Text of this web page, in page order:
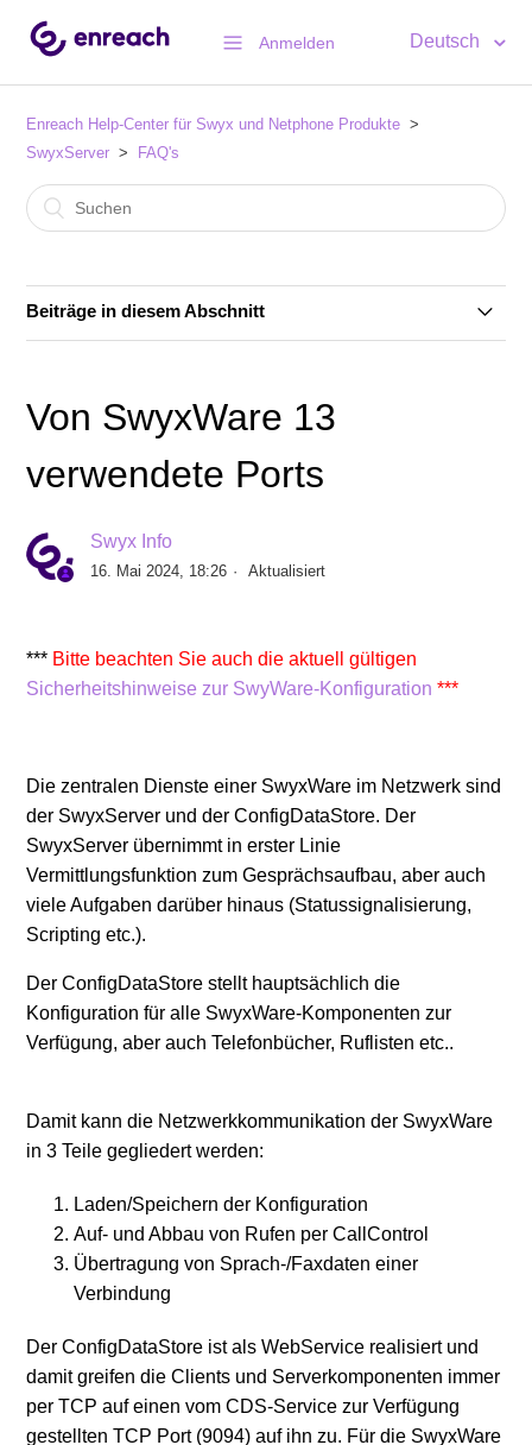
Anmelden Deutsch
Enreach Help-Center für Swyx und Netphone Produkte
SwyxServer
FAQ's
Beiträge in diesem Abschnitt
Von Swyx 14 verwendete Ports
Bestätigung über lizenzfreie Nutzung der SwyxWare
Von SwyxWare 13 verwendete Ports
Allgemeine Informationen zum Einsatz von
Antivirenprodukten
Benutzeranmeldung / UPN Login
nicht möglich
Von SwyxWare v11 verwendete Ports
Von SwyxWare 13
verwendete Ports
Swyx Info
16. Mai 2024, 18:26 Aktualisiert
*** Bitte beachten Sie auch die aktuell gültigen
Sicherheitshinweise zur SwyWare-Konfiguration ***
Die zentralen Dienste einer SwyxWare im Netzwerk sind
der SwyxServer und der ConfigDataStore. Der
SwyxServer übernimmt in erster Linie
Vermittlungsfunktion zum Gesprächsaufbau, aber auch
viele Aufgaben darüber hinaus (Statussignalisierung,
Scripting etc.).
Der ConfigDataStore stellt hauptsächlich die
Konfiguration für alle SwyxWare-Komponenten zur
Verfügung, aber auch Telefonbücher, Ruflisten etc..
Damit kann die Netzwerkkommunikation der SwyxWare
in 3 Teile gegliedert werden:
Laden/Speichern der Konfiguration
Auf- und Abbau von Rufen per CallControl
Übertragung von Sprach-/Faxdaten einer
Verbindung
Der ConfigDataStore ist als WebService realisiert und
damit greifen die Clients und Serverkomponenten immer
per TCP auf einen vom CDS-Service zur Verfügung
gestellten TCP Port (9094) auf ihn zu. Für die SwyxWare